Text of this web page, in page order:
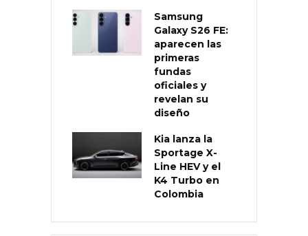
Samsung
Galaxy S26 FE:
aparecen las
primeras
fundas
oficiales y
revelan su
diseño
Kia lanza la
Sportage X-
Line HEV y el
K4 Turbo en
Colombia